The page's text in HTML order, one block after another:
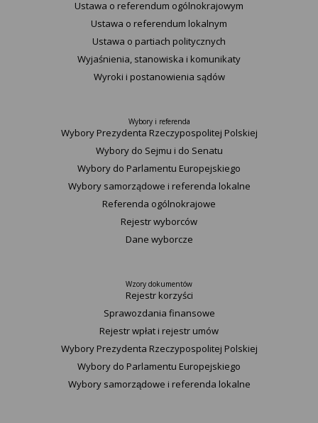
Ustawa o referendum ogólnokrajowym
Ustawa o referendum lokalnym
Ustawa o partiach politycznych
Wyjaśnienia, stanowiska i komunikaty
Wyroki i postanowienia sądów
Wybory i referenda
Wybory Prezydenta Rzeczypospolitej Polskiej
Wybory do Sejmu i do Senatu
Wybory do Parlamentu Europejskiego
Wybory samorządowe i referenda lokalne
Referenda ogólnokrajowe
Rejestr wyborców
Dane wyborcze
Wzory dokumentów
Rejestr korzyści
Sprawozdania finansowe
Rejestr wpłat i rejestr umów
Wybory Prezydenta Rzeczypospolitej Polskiej
Wybory do Parlamentu Europejskiego
Wybory samorządowe i referenda lokalne